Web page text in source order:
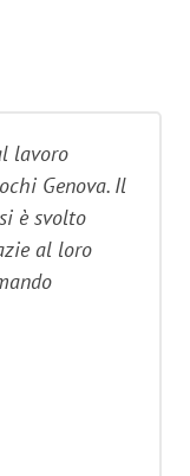
lavoro
Genova. Il
è svolto
al loro